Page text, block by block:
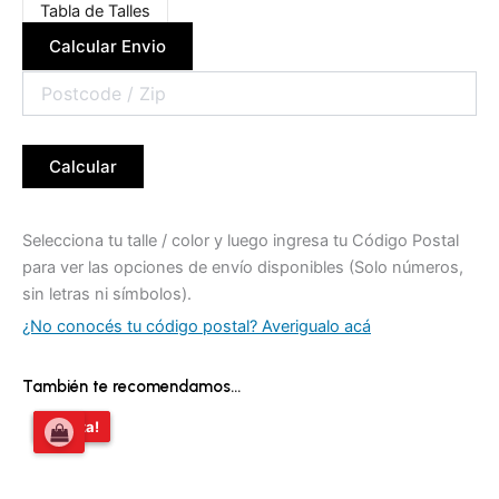
Tabla de Talles
Calcular Envio
Calcular
Selecciona tu talle / color y luego ingresa tu Código Postal
para ver las opciones de envío disponibles (Solo números,
sin letras ni símbolos).
¿No conocés tu código postal? Averigualo acá
También te recomendamos…
¡Oferta!
¡Oferta!
El
original